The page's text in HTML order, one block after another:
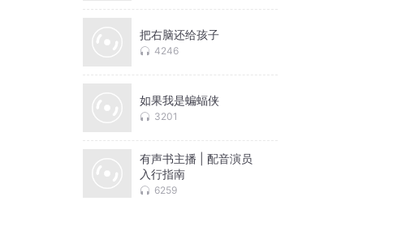
把右脑还给孩子
4246
如果我是蝙蝠侠
3201
有声书主播 | 配音演员
入行指南
6259